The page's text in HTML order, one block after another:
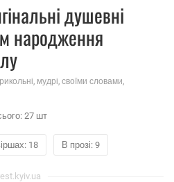
душевні
​​народження
мудрі, своїми словами,
27шт
18 В прозі: 9